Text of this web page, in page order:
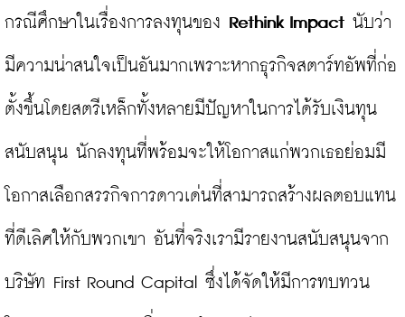
กรณีศึกษาในเรื่องการลงทุนของ Rethink Impact นับว่า
มีความน่าสนใจเป็นอันมากเพราะหากธุรกิจสตาร์ทอัพที่ก่อ
ตั้งขึ้นโดยสตรีเหล็กทั้งหลายมีปัญหาในการได้รับเงินทุน
สนับสนุน นักลงทุนที่พร้อมจะให้โอกาสแก่พวกเธอย่อมมี
โอกาสเลือกสรรกิจการดาวเด่นที่สามารถสร้างผลตอบแทน
ที่ดีเลิศให้กับพวกเขา อันที่จริงเรามีรายงานสนับสนุนจาก
บริษัท First Round Capital ซึ่งได้จัดให้มีการทบทวน